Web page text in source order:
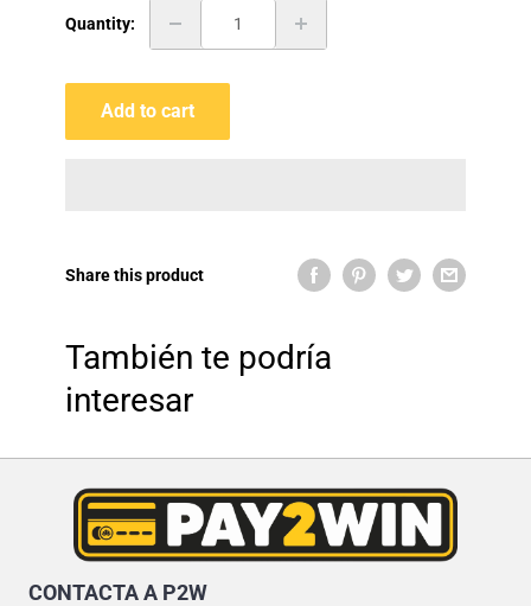
Quantity:
Add to cart
Share this product
También te podría
interesar
CONTACTA A P2W